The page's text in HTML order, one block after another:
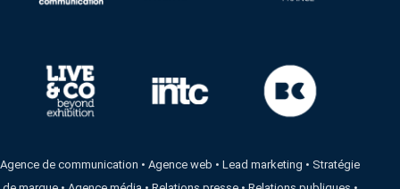
Agence de communication •Agence web •Lead marketing • Stratégie